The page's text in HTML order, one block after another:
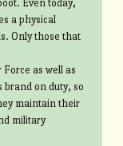
Even today,
a physical
Only those that
as well as
brand on duty, so
maintain their
military